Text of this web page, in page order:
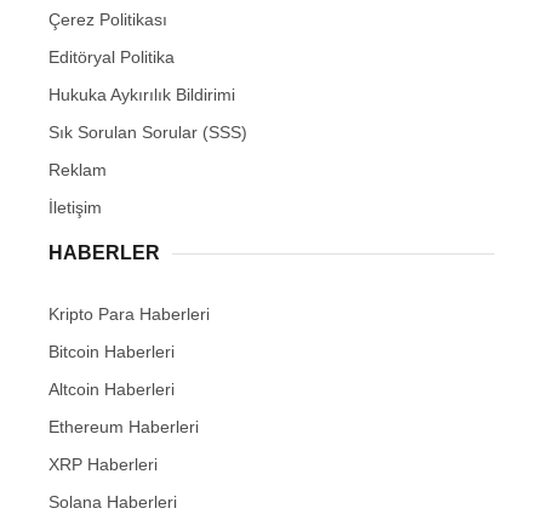
Çerez Politikası
Editöryal Politika
Hukuka Aykırılık Bildirimi
Sık Sorulan Sorular (SSS)
Reklam
İletişim
HABERLER
Kripto Para Haberleri
Bitcoin Haberleri
Altcoin Haberleri
Ethereum Haberleri
XRP Haberleri
Solana Haberleri